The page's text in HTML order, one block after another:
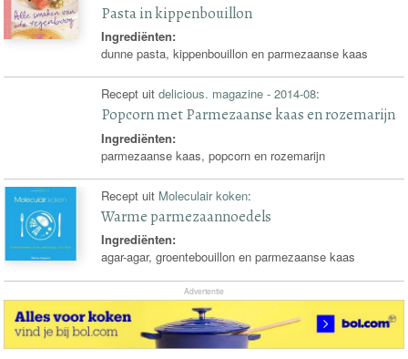
Pasta in kippenbouillon
Ingrediënten:
dunne pasta, kippenbouillon en parmezaanse kaas
Recept uitdelicious. magazine - 2014-08:
Popcorn met Parmezaanse kaas en rozemarijn
Ingrediënten:
parmezaanse kaas, popcorn en rozemarijn
Recept uit Moleculair koken:
Warme parmezaannoedels
Ingrediënten:
agar-agar, groentebouillon en parmezaanse kaas
Advertentie